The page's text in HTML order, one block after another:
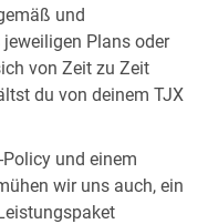
und
Plans oder
von Zeit zu Zeit
du von deinem TJX
und einem
wir uns auch, ein